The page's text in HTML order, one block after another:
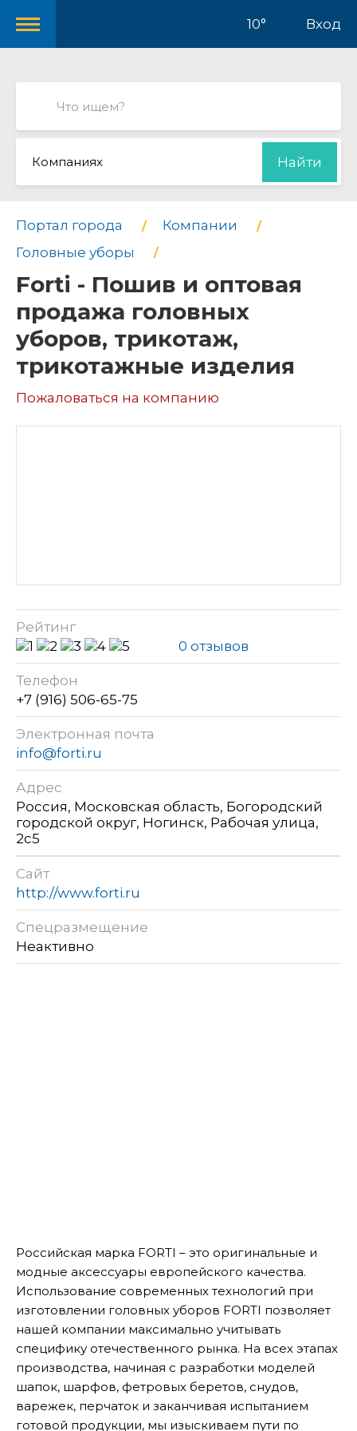
10° Вход
Компаниях Найти
Портал города
Компании
Головные уборы
Forti - Пошив и оптовая
продажа головных
уборов, трикотаж,
трикотажные изделия
Пожаловаться на компанию
Рейтинг
0 отзывов
Телефон
+7 (916) 506-65-75
Электронная почта
info@forti.ru
Адрес
Россия, Московская область, Богородский
городской округ, Ногинск, Рабочая улица,
2с5
Сайт
http://www.forti.ru
Спецразмещение
Неактивно
Российская марка FORTI – это оригинальные и
модные аксессуары европейского качества.
Использование современных технологий при
изготовлении головных уборов FORTI позволяет
нашей компании максимально учитывать
специфику отечественного рынка. На всех этапах
производства, начиная с разработки моделей
шапок, шарфов, фетровых беретов, снудов,
варежек, перчаток и заканчивая испытанием
готовой продукции, мы изыскиваем пути по